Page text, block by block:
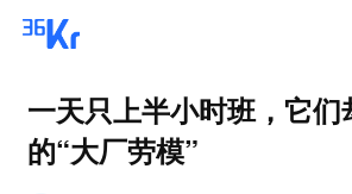
一天只上半小时班，它们
的“大厂劳模”